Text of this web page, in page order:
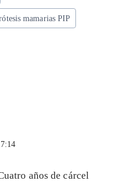
mamarias PIP
años de cárcel